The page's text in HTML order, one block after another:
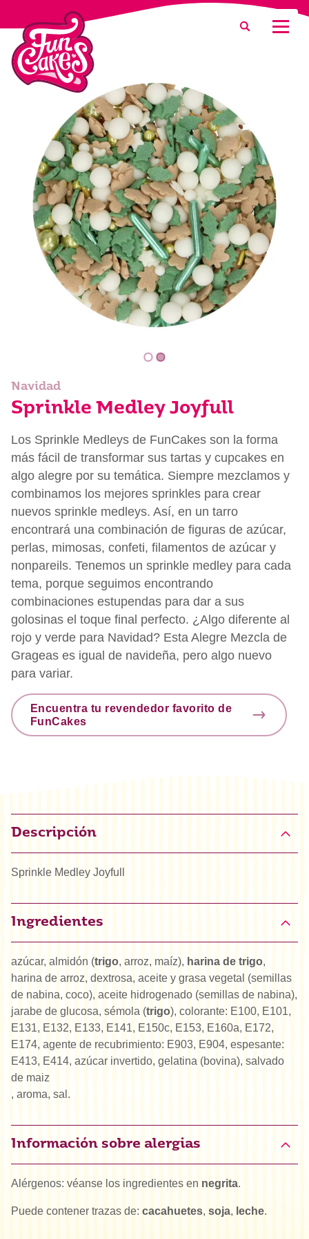
¿Qué estás buscando?
Buscar
Navidad
Sprinkle Medley Joyfull
Los Sprinkle Medleys de FunCakes son la forma
más fácil de transformar sus tartas y cupcakes en
algo alegre por su temática. Siempre mezclamos y
combinamos los mejores sprinkles para crear
nuevos sprinkle medleys. Así, en un tarro
encontrará una combinación de figuras de azúcar,
perlas, mimosas, confeti, filamentos de azúcar y
nonpareils. Tenemos un sprinkle medley para cada
tema, porque seguimos encontrando
combinaciones estupendas para dar a sus
golosinas el toque final perfecto. ¿Algo diferente al
rojo y verde para Navidad? Esta Alegre Mezcla de
Grageas es igual de navideña, pero algo nuevo
para variar.
Encuentra tu revendedor favorito de
FunCakes
Descripción
Sprinkle Medley Joyfull
Ingredientes
azúcar, almidón (trigo, arroz, maíz), harina de trigo,
harina de arroz, dextrosa, aceite y grasa vegetal (semillas
de nabina, coco), aceite hidrogenado (semillas de nabina),
jarabe de glucosa, sémola (trigo), colorante: E100, E101,
E131, E132, E133, E141, E150c, E153, E160a, E172,
E174, agente de recubrimiento: E903, E904, espesante:
E413, E414, azúcar invertido, gelatina (bovina), salvado
de maiz
, aroma, sal.
Información sobre alergias
Alérgenos: véanse los ingredientes en negrita.
Puede contener trazas de: cacahuetes, soja, leche.